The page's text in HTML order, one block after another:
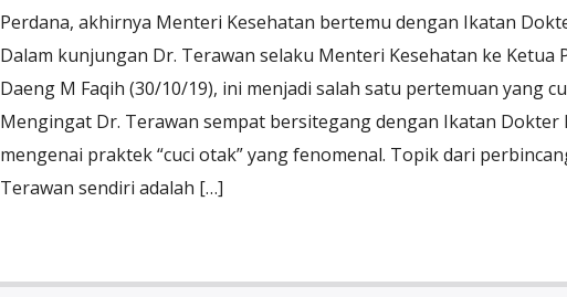
Perdana, akhirnya Menteri Kesehatan bertemu dengan Ikatan
Dalam kunjungan Dr. Terawan selaku Menteri Kesehatan ke Ketua
Daeng M Faqih (30/10/19), ini menjadi salah satu pertemuan yang
Mengingat Dr. Terawan sempat bersitegang dengan Ikatan Dokter
mengenai praktek “cuci otak” yang fenomenal. Topik dari
Terawan sendiri adalah […]